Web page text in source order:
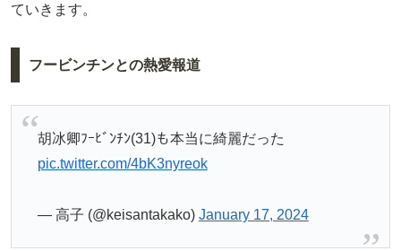
ていきます。
フービンチンとの熱愛報道
胡冰卿ﾌｰﾋﾞﾝﾁﾝ(31)も本当に綺麗だった
pic.twitter.com/4bK3nyreok
— 高子 (@keisantakako) January 17, 2024